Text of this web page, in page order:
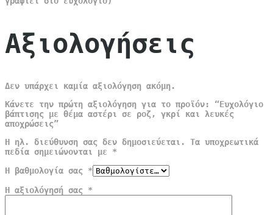
Αξιολογήσεις
Δεν υπάρχει καμία αξιολόγηση ακόμη.
Κάνετε την πρώτη αξιολόγηση για το προϊόν: “Ευχολόγιο
βάπτισης με θέμα αστέρι σε ροζ, γκρί και λευκές
αποχρώσεις”
Η ηλ. διεύθυνση σας δεν δημοσιεύεται.
Τα υποχρεωτικά
πεδία σημειώνονται με *
Η βαθμολογία σας *
Η αξιολόγησή σας *